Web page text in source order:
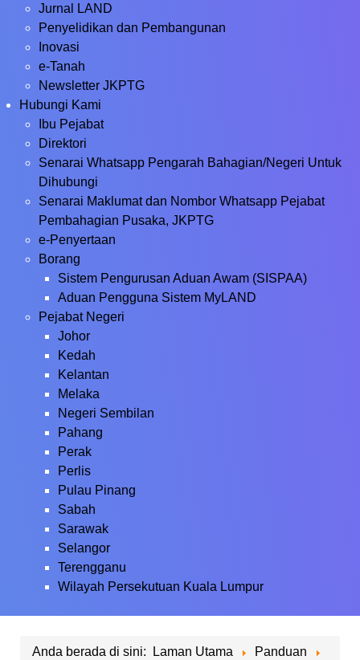
Jurnal LAND
Penyelidikan dan Pembangunan
Inovasi
e-Tanah
Newsletter JKPTG
Hubungi Kami
Ibu Pejabat
Direktori
Senarai Whatsapp Pengarah Bahagian/Negeri Untuk
Dihubungi
Senarai Maklumat dan Nombor Whatsapp Pejabat
Pembahagian Pusaka, JKPTG
e-Penyertaan
Borang
Sistem Pengurusan Aduan Awam (SISPAA)
Aduan Pengguna Sistem MyLAND
Pejabat Negeri
Johor
Kedah
Kelantan
Melaka
Negeri Sembilan
Pahang
Perak
Perlis
Pulau Pinang
Sabah
Sarawak
Selangor
Terengganu
Wilayah Persekutuan Kuala Lumpur
Anda berada di sini: Laman Utama
Panduan